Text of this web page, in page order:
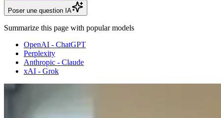
Poser une question IA
Summarize this page with popular models
OpenAI - ChatGPT
Perplexity
Anthropic - Claude
xAI - Grok